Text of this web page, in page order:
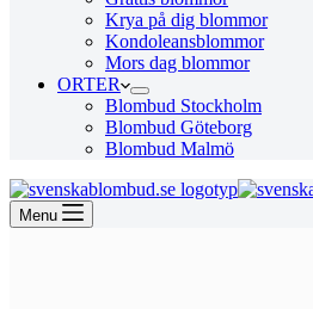
Krya på dig blommor
Kondoleansblommor
Mors dag blommor
ORTER
Blombud Stockholm
Blombud Göteborg
Blombud Malmö
Menu